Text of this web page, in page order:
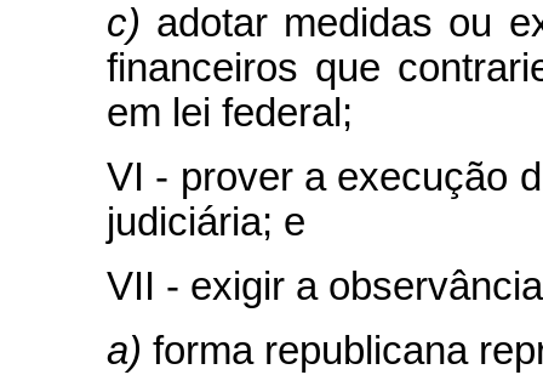
c) adotar medidas ou
financeiros que
em lei federal;
VI - prover a execução
judiciária; e
VII - exigir a
a) forma republicana